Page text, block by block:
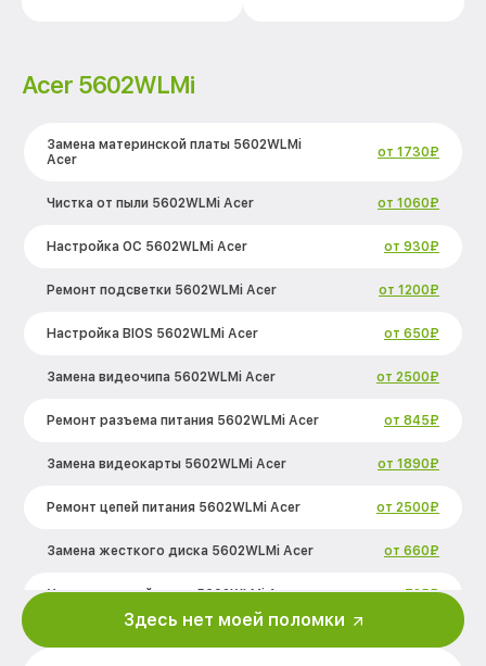
Acer 5602WLMi
Замена материнской платы 5602WLMi
Acer
от 1730₽
Чистка от пыли 5602WLMi Acer от 1060₽
Настройка ОС 5602WLMi Acer от 930₽
Ремонт подсветки 5602WLMi Acer от 1200₽
Настройка BIOS 5602WLMi Acer от 650₽
Замена видеочипа 5602WLMi Acer от 2500₽
Ремонт разъема питания 5602WLMi Acer от 845₽
Замена видеокарты 5602WLMi Acer от 1890₽
Ремонт цепей питания 5602WLMi Acer от 2500₽
Замена жесткого диска 5602WLMi Acer от 660₽
Установка драйверов 5602WLMi Acer от 725₽
Здесь нет моей поломки